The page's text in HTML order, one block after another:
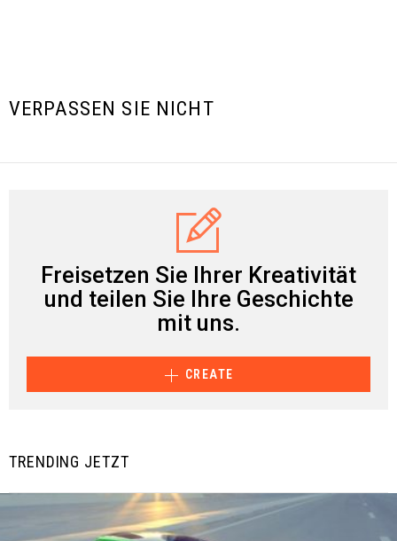
VERPASSEN SIE NICHT
Freisetzen Sie Ihrer Kreativität
und teilen Sie Ihre Geschichte
mit uns.
CREATE
TRENDING JETZT